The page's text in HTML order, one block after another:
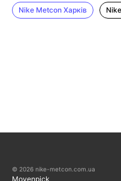
Nike Metcon Харків
© 2026 nike-metcon.com.ua
Movenpick